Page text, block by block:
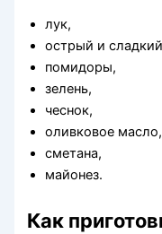
лук,
острый и
помидоры,
зелень,
чеснок,
оливковое масло,
сметана,
майонез.
Как